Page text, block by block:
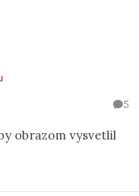
5
obrazom vysvetlil